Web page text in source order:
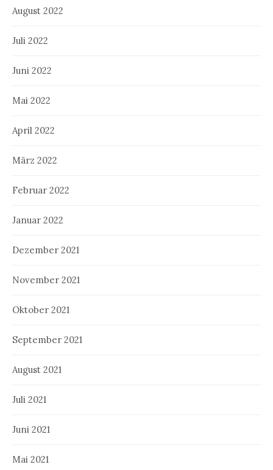
August 2022
Juli 2022
Juni 2022
Mai 2022
April 2022
März 2022
Februar 2022
Januar 2022
Dezember 2021
November 2021
Oktober 2021
September 2021
August 2021
Juli 2021
Juni 2021
Mai 2021